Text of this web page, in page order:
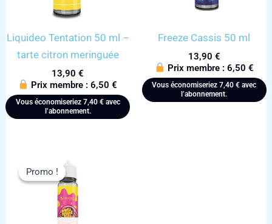
Liquideo Tentation 50 ml –
tarte citron meringuée
13,90€
Prix membre :6,50€
Vous économiseriez 7,40 €avec
l’abonnement.
Freeze Cassis 50 ml
13,90 €
Prix membre :6,50€
Vous économiseriez7,40€ avec
l’abonnement.
Promo !
Promo !